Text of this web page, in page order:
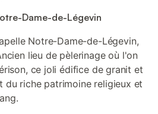
Dame-de-Légevin
Notre-Dame-de-Légevin,
lieu de pèlerinage où l'on
ce joli édifice de granit et
du riche patrimoine religieux et